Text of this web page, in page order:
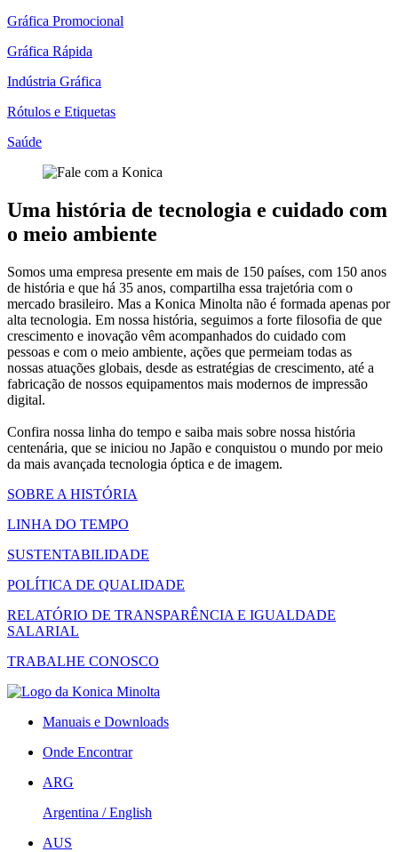
Gráfica Promocional
Gráfica Rápida
Indústria Gráfica
Rótulos e Etiquetas
Saúde
Uma história de tecnologia e cuidado com
o meio ambiente
Somos uma empresa presente em mais de 150 países, com 150 anos
de história e que há 35 anos, compartilha essa trajetória com o
mercado brasileiro. Mas a Konica Minolta não é formada apenas por
alta tecnologia. Em nossa história, seguimos a forte filosofia de que
crescimento e inovação vêm acompanhados do cuidado com
pessoas e com o meio ambiente, ações que permeiam todas as
nossas atuações globais, desde as estratégias de crescimento, até a
fabricação de nossos equipamentos mais modernos de impressão
digital.
Confira nossa linha do tempo e saiba mais sobre nossa história
centenária, que se iniciou no Japão e conquistou o mundo por meio
da mais avançada tecnologia óptica e de imagem.
SOBRE A HISTÓRIA
LINHA DO TEMPO
SUSTENTABILIDADE
POLÍTICA DE QUALIDADE
RELATÓRIO DE TRANSPARÊNCIA E IGUALDADE
SALARIAL
TRABALHE CONOSCO
Manuais e Downloads
Onde Encontrar
ARG
Argentina / English
AUS